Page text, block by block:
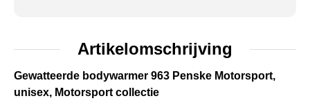
Artikelomschrijving
Gewatteerde bodywarmer 963 Penske Motorsport,
unisex, Motorsport collectie